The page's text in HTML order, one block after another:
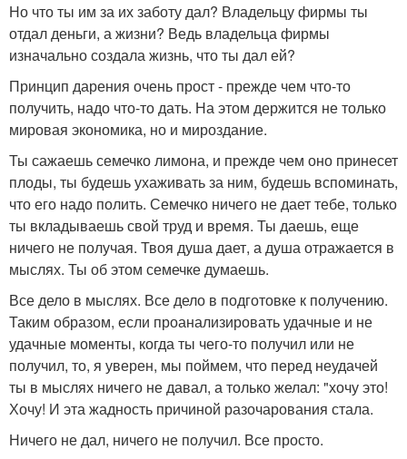
Но что ты им за их заботу дал? Владельцу фирмы ты
отдал деньги, а жизни? Ведь владельца фирмы
изначально создала жизнь, что ты дал ей?
Принцип дарения очень прост - прежде чем что-то
получить, надо что-то дать. На этом держится не только
мировая экономика, но и мироздание.
Ты сажаешь семечко лимона, и прежде чем оно принесет
плоды, ты будешь ухаживать за ним, будешь вспоминать,
что его надо полить. Семечко ничего не дает тебе, только
ты вкладываешь свой труд и время. Ты даешь, еще
ничего не получая. Твоя душа дает, а душа отражается в
мыслях. Ты об этом семечке думаешь.
Все дело в мыслях. Все дело в подготовке к получению.
Таким образом, если проанализировать удачные и не
удачные моменты, когда ты чего-то получил или не
получил, то, я уверен, мы поймем, что перед неудачей
ты в мыслях ничего не давал, а только желал: "хочу это!
Хочу! И эта жадность причиной разочарования стала.
Ничего не дал, ничего не получил. Все просто.